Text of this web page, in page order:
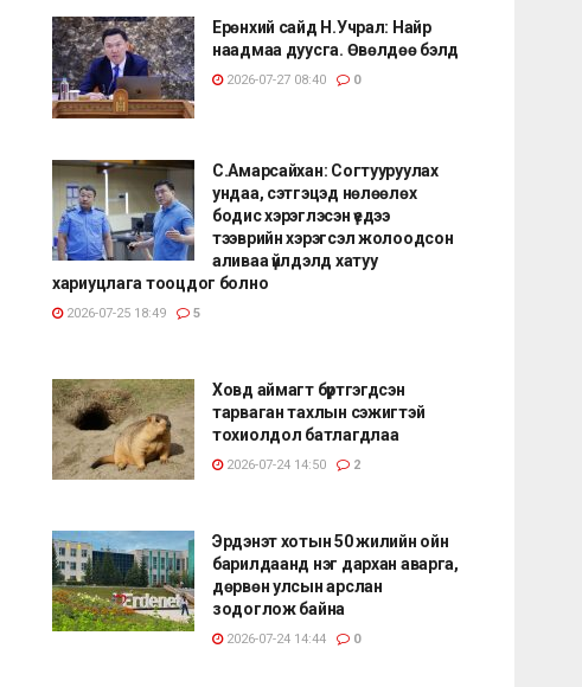
Ерөнхий сайд Н.Учрал: Найр
наадмаа дуусга. Өвөлдөө бэлд
2026-07-27 08:40 0
С.Амарсайхан: Согтууруулах
ундаа, сэтгэцэд нөлөөлөх
бодис хэрэглэсэн үедээ
тээврийн хэрэгсэл жолоодсон
аливаа үйлдэлд хатуу
хариуцлага тооцдог болно
2026-07-25 18:49 5
Ховд аймагт бүртгэгдсэн
тарваган тахлын сэжигтэй
тохиолдол батлагдлаа
2026-07-24 14:50 2
Эрдэнэт хотын 50 жилийн ойн
барилдаанд нэг дархан аварга,
дөрвөн улсын арслан
зодоглож байна
2026-07-24 14:44 0